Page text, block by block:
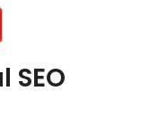
SEO